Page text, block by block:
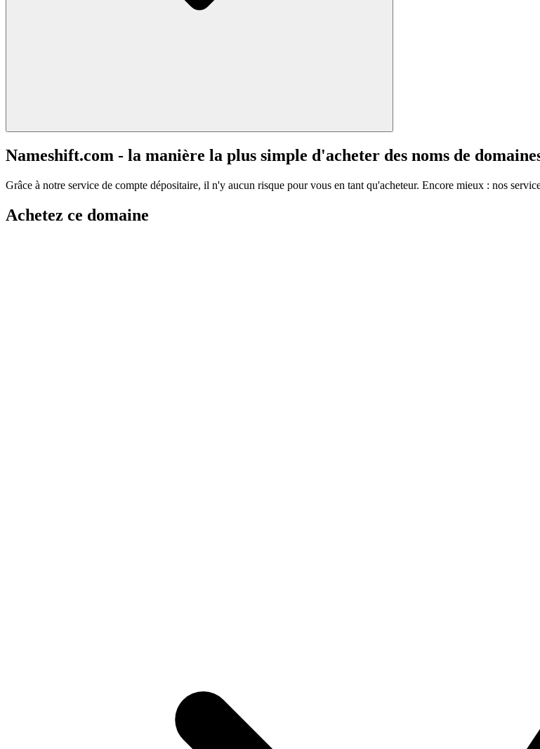
Nameshift.com - la manière la plus simple d'acheter des noms de
Grâce à notre service de compte dépositaire, il n'y aucun risque pour vous en tant qu'acheteur. Encore mieux : nos
Achetez ce domaine